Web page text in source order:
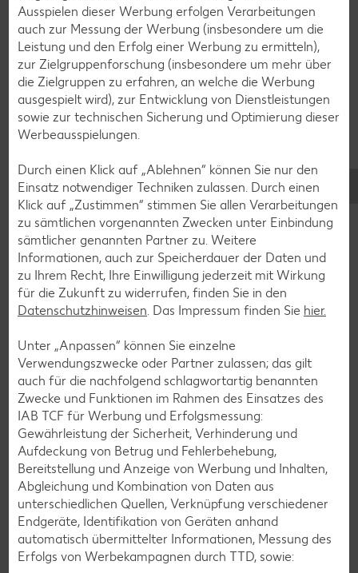
Lebensmittellexikon
Vom Apfel bis zur Zucchini: In unserem Lebensmittellexikon
warten wertvolle Tipps zur Zubereitung und Lagerung,
vielfältige Informationen zu Nährstoffen und zur Herkunft
und vieles mehr.
Ausspielen dieser Werbung erfolgen Verarbeitungen
auch zur Messung der Werbung (insbesondere um die
Leistung und den Erfolg einer Werbung zu ermitteln),
zur Zielgruppenforschung (insbesondere um mehr über
die Zielgruppen zu erfahren, an welche die Werbung
ausgespielt wird), zur Entwicklung von Dienstleistungen
sowie zur technischen Sicherung und Optimierung dieser
Werbeausspielungen.
Durch einen Klick auf „Ablehnen“ können Sie nur den
Einsatz notwendiger Techniken zulassen. Durch einen
Klick auf „Zustimmen“ stimmen Sie allen Verarbeitungen
zu sämtlichen vorgenannten Zwecken unter Einbindung
sämtlicher genannten Partner zu. Weitere
Informationen, auch zur Speicherdauer der Daten und
zu Ihrem Recht, Ihre Einwilligung jederzeit mit Wirkung
für die Zukunft zu widerrufen, finden Sie in den
Datenschutzhinweisen. Das Impressum finden Sie hier.
Unter „Anpassen“ können Sie einzelne
Verwendungszwecke oder Partner zulassen; das gilt
auch für die nachfolgend schlagwortartig benannten
Zwecke und Funktionen im Rahmen des Einsatzes des
IAB TCF für Werbung und Erfolgsmessung:
Gewährleistung der Sicherheit, Verhinderung und
Aufdeckung von Betrug und Fehlerbehebung,
Bereitstellung und Anzeige von Werbung und Inhalten,
Abgleichung und Kombination von Daten aus
unterschiedlichen Quellen, Verknüpfung verschiedener
Endgeräte, Identifikation von Geräten anhand
automatisch übermittelter Informationen, Messung des
Erfolgs von Werbekampagnen durch TTD, sowie: